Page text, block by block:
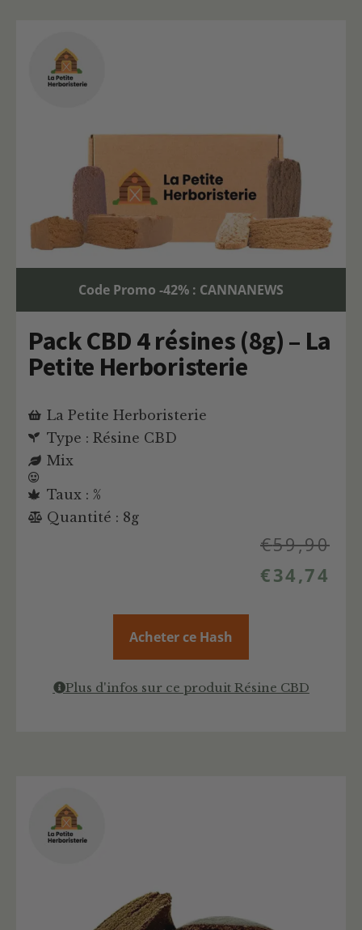
Code Promo -42% : CANNANEWS
Pack CBD 4 résines (8g) – La
Petite Herboristerie
La Petite Herboristerie
Type : Résine CBD
Mix
Taux : %
Quantité : 8g
€59,90
€34,74
Acheter ce Hash
Plus d'infos sur ce produit Résine CBD